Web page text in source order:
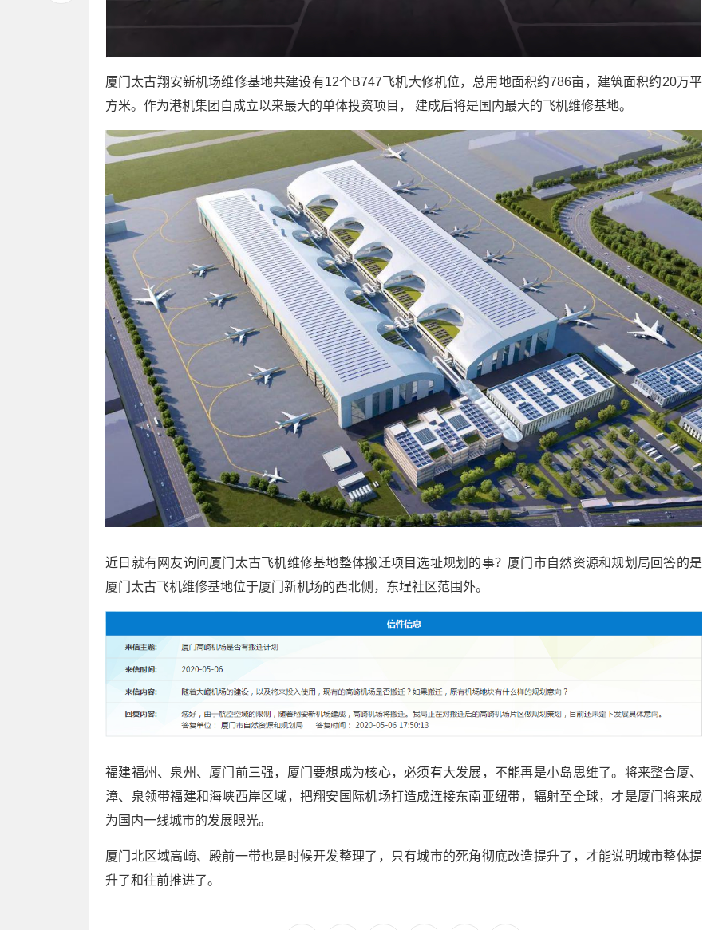
厦门太古翔安新机场维修基地共建设有12个B747飞机大修机位，总用地面积约786亩，建筑面积约20万平
方米。作为港机集团自成立以来最大的单体投资项目， 建成后将是国内最大的飞机维修基地。
近日就有网友询问厦门太古飞机维修基地整体搬迁项目选址规划的事？厦门市自然资源和规划局回答的是
厦门太古飞机维修基地位于厦门新机场的西北侧，东埕社区范围外。
福建福州、泉州、厦门前三强，厦门要想成为核心，必须有大发展，不能再是小岛思维了。将来整合厦、
漳、泉领带福建和海峡西岸区域，把翔安国际机场打造成连接东南亚纽带，辐射至全球，才是厦门将来成
为国内一线城市的发展眼光。
厦门北区域高崎、殿前一带也是时候开发整理了，只有城市的死角彻底改造提升了，才能说明城市整体提
升了和往前推进了。